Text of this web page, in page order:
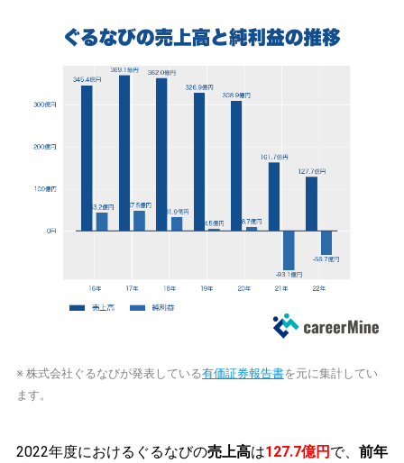
※ 株式会社ぐるなびが発表している有価証券報告書を元に集計してい
ます。
2022年度におけるぐるなびの売上高は127.7億円 で、 前年